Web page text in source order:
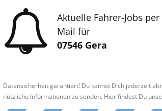
Aktuelle Fahrer-Jobs per
Mail für
07546 Gera
Datensicherheit garantiert! Du kannst Dich jederzeit
nützliche Informationen zu senden. Hier findest Du